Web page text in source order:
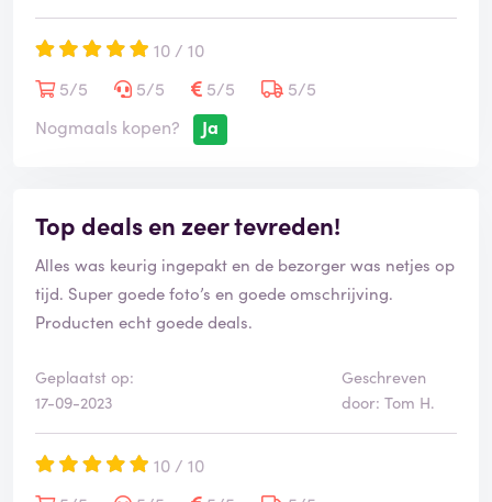
ondernemen als er geen gehoor wordt gegeven aan
mijn legitieme zorgen.
Het is nu bijna 3 weken verder, en ik heb nog steeds
geen bevredigend antwoord ontvangen. Deze ervaring
wanneer klanten het niet eens zijn met hun manier van
werken. Dit is verre van acceptabel en heeft mijn
vertrouwen in de organisatie ernstig geschaad.
10 / 10
5/5
5/5 5/5
5/5
Nogmaals kopen?
Ja
Top deals en zeer tevreden!
Alles was keurig ingepakt en de bezorger was netjes op
tijd. Super goede foto’s en goede omschrijving.
Producten echt goede deals.
Geplaatst op:
17-09-2023
Geschreven
door: Tom H.
10 / 10